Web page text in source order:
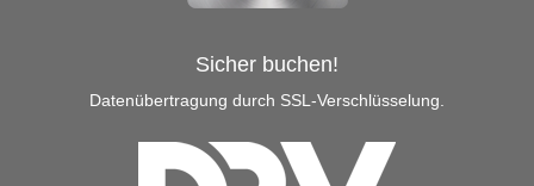
Sicher buchen!
Datenübertragung durch SSL-Verschlüsselung.